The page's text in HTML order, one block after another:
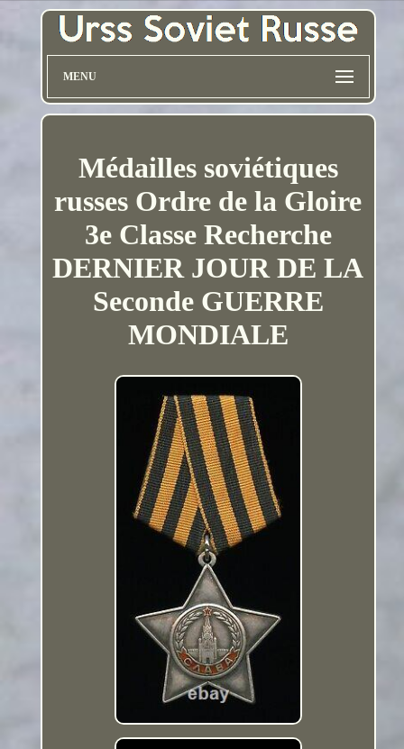
MENU
Médailles soviétiques
russes Ordre de la Gloire
3e Classe Recherche
DERNIER JOUR DE LA
Seconde GUERRE
MONDIALE